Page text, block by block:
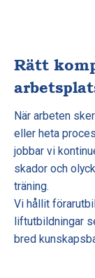
Rätt
När arbeten
eller heta
jobbar vi
skador och
träning.
Vi hållit
liftutbildningar
bred